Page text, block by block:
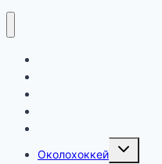
Околохоккей
Toggle
child